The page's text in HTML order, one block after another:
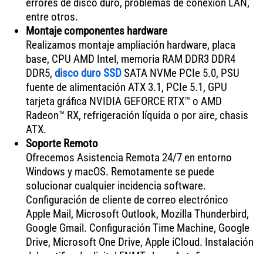
entre otros.
Montaje componentes hardware
Realizamos montaje ampliación hardware, placa
base, CPU AMD Intel, memoria RAM DDR3 DDR4
DDR5, disco duro SSDSATA NVMe PCIe 5.0, PSU
fuente de alimentación ATX 3.1, PCIe 5.1, GPU
tarjeta gráfica NVIDIA GEFORCE RTX™ o AMD
Radeon™ RX, refrigeración líquida o por aire, chasis
ATX.
Soporte Remoto
Ofrecemos Asistencia Remota 24/7 en entorno
Windows y macOS. Remotamente se puede
solucionar cualquier incidencia software.
Configuración de cliente de correo electrónico
Apple Mail, Microsoft Outlook, Mozilla Thunderbird,
Google Gmail. Configuración Time Machine, Google
Drive, Microsoft One Drive, Apple iCloud. Instalación